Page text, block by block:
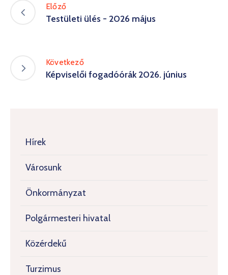
Előző
Testületi ülés - 2026 május
Következő
Képviselői fogadóórák 2026. június
Hírek
Városunk
Önkormányzat
Polgármesteri hivatal
Közérdekű
Turzimus